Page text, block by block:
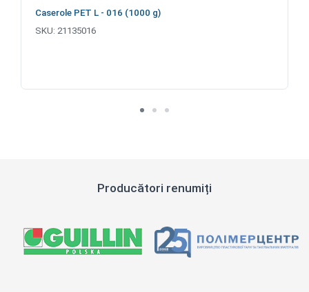
Caserole PET L - 016 (1000 g)
SKU: 21135016
Producători renumiți